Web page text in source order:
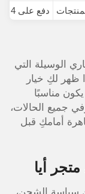
دفع على 4 دفعات بدون فوائد عند توفره
الوسيلة التي
ظهر لكِ خيار
مناسبًا
فوائد. وفي جميع الحالات،
أمامكِ قبل
أيا